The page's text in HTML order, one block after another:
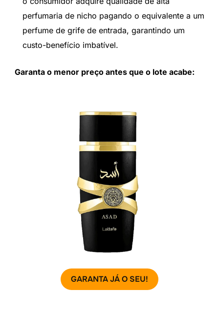
perfumaria de nicho pagando o equivalente a um
perfume de grife de entrada, garantindo um
custo-benefício imbatível.
Garanta o menor preço antes que o lote acabe:
GARANTA JÁ O SEU!